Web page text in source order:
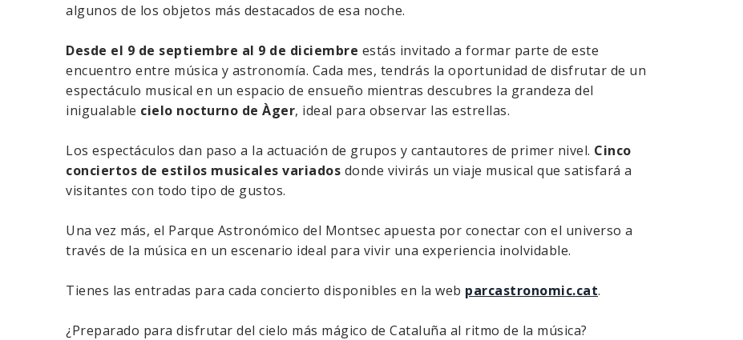
algunos de los objetos más destacados de esa noche.
Desde el 9 de septiembre al 9 de diciembre estás invitado a formar parte de este
encuentro entre música y astronomía. Cada mes, tendrás la oportunidad de disfrutar de un
espectáculo musical en un espacio de ensueño mientras descubres la grandeza del
inigualable cielo nocturno de Àger, ideal para observar las estrellas.
Los espectáculos dan paso a la actuación de grupos y cantautores de primer nivel. Cinco
conciertos de estilos musicales variados donde vivirás un viaje musical que satisfará a
visitantes con todo tipo de gustos.
Una vez más, el Parque Astronómico del Montsec apuesta por conectar con el universo a
través de la música en un escenario ideal para vivir una experiencia inolvidable.
Tienes las entradas para cada concierto disponibles en la web parcastronomic.cat.
¿Preparado para disfrutar del cielo más mágico de Cataluña al ritmo de la música?